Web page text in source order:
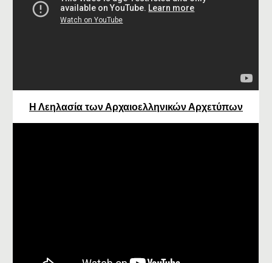
Η Λεηλασία των Αρχαιοελληνικών Αρχετύπων